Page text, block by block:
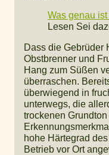
Was genau
Lesen Sei
Dass die Gebrüder
Obstbrenner und
Hang zum Süßen
überraschen.
überwiegend in
unterwegs, die
trockenen
hohe Härtegrad
Betrieb vor Ort